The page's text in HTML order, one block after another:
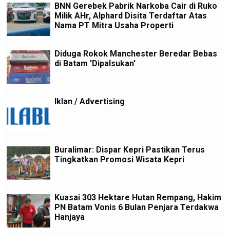
BNN Gerebek Pabrik Narkoba Cair di Ruko
Milik AHr, Alphard Disita Terdaftar Atas
Nama PT Mitra Usaha Properti
Diduga Rokok Manchester Beredar Bebas
di Batam 'Dipalsukan'
Iklan / Advertising
Buralimar: Dispar Kepri Pastikan Terus
Tingkatkan Promosi Wisata Kepri
Kuasai 303 Hektare Hutan Rempang, Hakim
PN Batam Vonis 6 Bulan Penjara Terdakwa
Hanjaya